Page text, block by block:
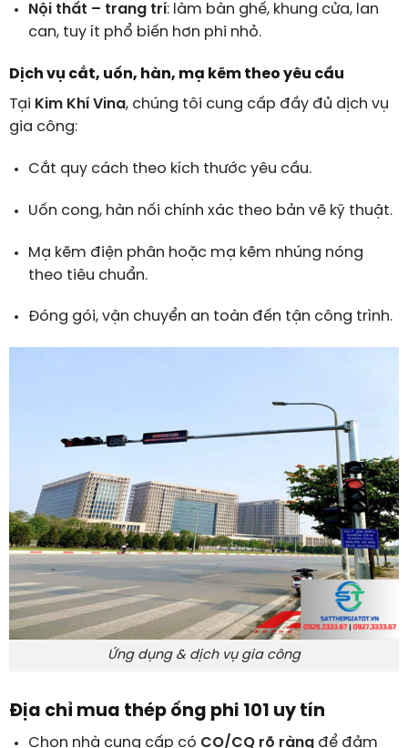
Nội thất – trang trí: làm bàn ghế, khung cửa, lan
can, tuy ít phổ biến hơn phi nhỏ.
Dịch vụ cắt, uốn, hàn, mạ kẽm theo yêu cầu
Tại Kim Khí Vina, chúng tôi cung cấp đầy đủ dịch vụ
gia công:
Cắt quy cách theo kích thước yêu cầu.
Uốn cong, hàn nối chính xác theo bản vẽ kỹ thuật.
Mạ kẽm điện phân hoặc mạ kẽm nhúng nóng
theo tiêu chuẩn.
Đóng gói, vận chuyển an toàn đến tận công trình.
Ứng dụng & dịch vụ gia công
Địa chỉ mua thép ống phi 101 uy tín
Chọn nhà cung cấp có CO/CQ rõ ràngđể đảm